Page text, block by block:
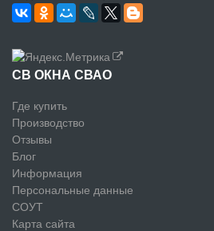
СВ ОКНА СВАО
Где купить
Производство
Отзывы
Блог
Информация
Персональные данные
СОУТ
Карта сайта